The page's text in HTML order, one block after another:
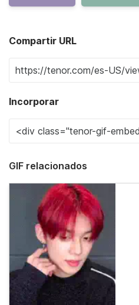
Compartir URL
Incorporar
GIF relacionados